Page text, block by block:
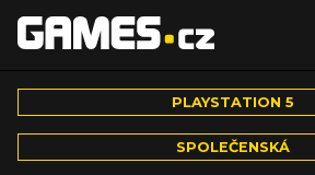
PLAYSTATION 5
SPOLEČENSKÁ